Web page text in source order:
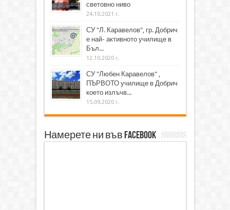
световно ниво
24.10.2021 г.
СУ "Л. Каравелов", гр. Добрич
е най- активното училище в
Бъл...
12.10.2020 г.
СУ "Любен Каравелов" ,
ПЪРВОТО училище в Добрич
което излъчв...
15.09.2020 г.
Намерете ни във Facebook